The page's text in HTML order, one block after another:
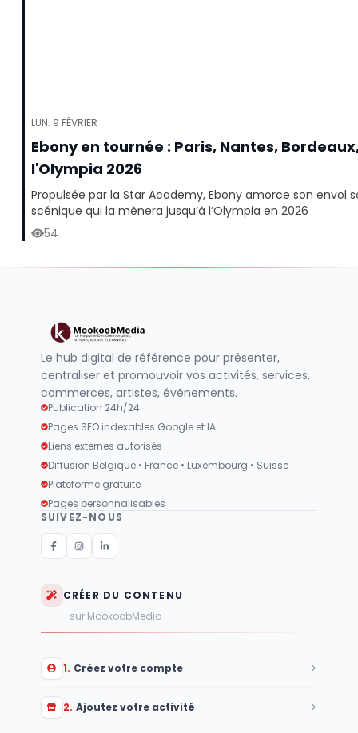
LUN. 9 FÉVRIER
Ebony en tournée : Paris, Nantes,
l'Olympia 2026
Propulsée par la Star Academy, Ebony amorce son
scénique qui la mènera jusqu’à l’Olympia en 2026
54
Le hub digital de référence pour présenter,
centraliser et promouvoir vos activités, services,
commerces, artistes, événements.
Publication 24h/24
Pages SEO indexables Google et IA
Liens externes autorisés
Diffusion Belgique • France • Luxembourg • Suisse
Plateforme gratuite
Pages personnalisables
SUIVEZ-NOUS
CRÉER DU CONTENU
sur MookoobMedia
1. Créez votre compte
2. Ajoutez votre activité